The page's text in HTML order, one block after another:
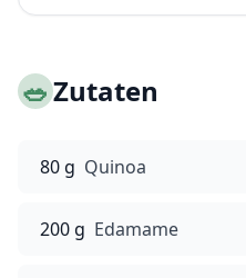
🥗Zutaten
80 g Quinoa
200 g Edamame